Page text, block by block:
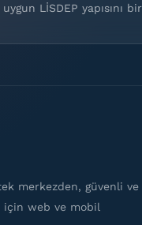
LİSDEP yapısını
merkezden, güvenli ve
web ve mobil